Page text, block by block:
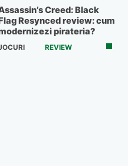
Creed: Black
Resynced review: cum
pirateria?
REVIEW